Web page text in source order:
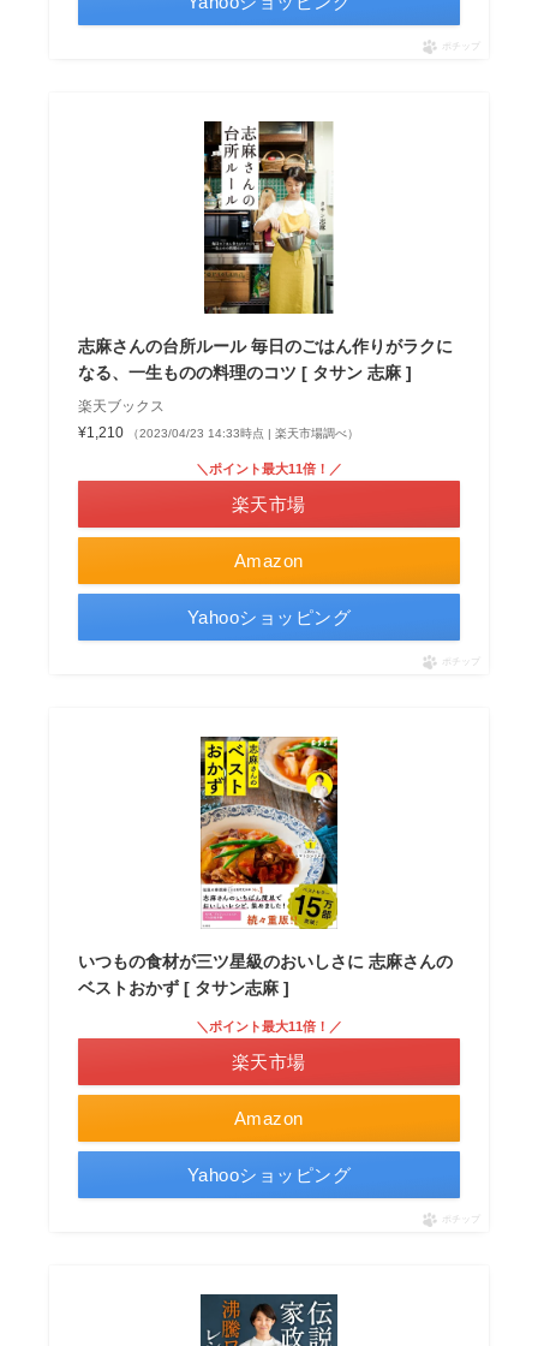
ポチップ
志麻さんの台所ルール 毎日のごはん作りがラクに
なる、一生ものの料理のコツ [ タサン 志麻 ]
楽天ブックス
¥1,210
（2023/04/23 14:33時点 | 楽天市場調べ）
Amazon
＼ポイント最大11倍！／
楽天市場
Yahooショッピング
ポチップ
いつもの食材が三ツ星級のおいしさに 志麻さんの
ベストおかず [ タサン志麻 ]
Amazon
＼ポイント最大11倍！／
楽天市場
Yahooショッピング
ポチップ